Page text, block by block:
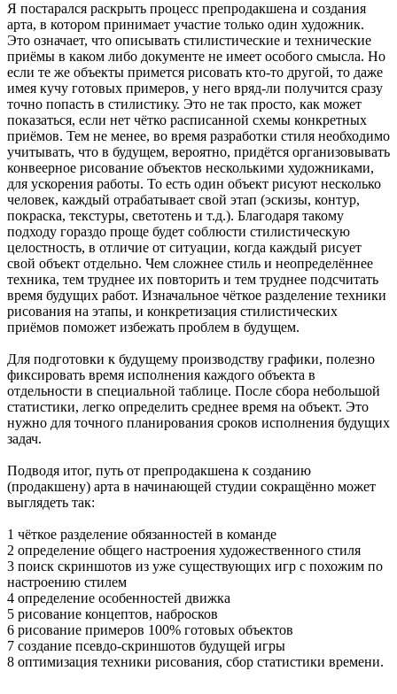
Я постарался раскрыть процесс препродакшена и создания
арта, в котором принимает участие только один художник.
Это означает, что описывать стилистические и технические
приёмы в каком либо документе не имеет особого смысла. Но
если те же объекты примется рисовать кто-то другой, то даже
имея кучу готовых примеров, у него вряд-ли получится сразу
точно попасть в стилистику. Это не так просто, как может
показаться, если нет чётко расписанной схемы конкретных
приёмов. Тем не менее, во время разработки стиля необходимо
учитывать, что в будущем, вероятно, придётся организовывать
конвеерное рисование объектов несколькими художниками,
для ускорения работы. То есть один объект рисуют несколько
человек, каждый отрабатывает свой этап (эскизы, контур,
покраска, текстуры, светотень и т.д.). Благодаря такому
подходу гораздо проще будет соблюсти стилистическую
целостность, в отличие от ситуации, когда каждый рисует
свой объект отдельно. Чем сложнее стиль и неопределённее
техника, тем труднее их повторить и тем труднее подсчитать
время будущих работ. Изначальное чёткое разделение техники
рисования на этапы, и конкретизация стилистических
приёмов поможет избежать проблем в будущем.
Для подготовки к будущему производству графики, полезно
фиксировать время исполнения каждого объекта в
отдельности в специальной таблице. После сбора небольшой
статистики, легко определить среднее время на объект. Это
нужно для точного планирования сроков исполнения будущих
задач.
Подводя итог, путь от препродакшена к созданию
(продакшену) арта в начинающей студии сокращённо может
выглядеть так:
1 чёткое разделение обязанностей в команде
2 определение общего настроения художественного стиля
3 поиск скриншотов из уже существующих игр с похожим по
настроению стилем
4 определение особенностей движка
5 рисование концептов, набросков
6 рисование примеров 100% готовых объектов
7 создание псевдо-скриншотов будущей игры
8 оптимизация техники рисования, сбор статистики времени.